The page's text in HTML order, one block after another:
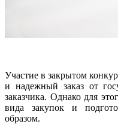
Участие в закрытом
и надежный заказ от
заказчика. Однако для
вида закупок и
образом.